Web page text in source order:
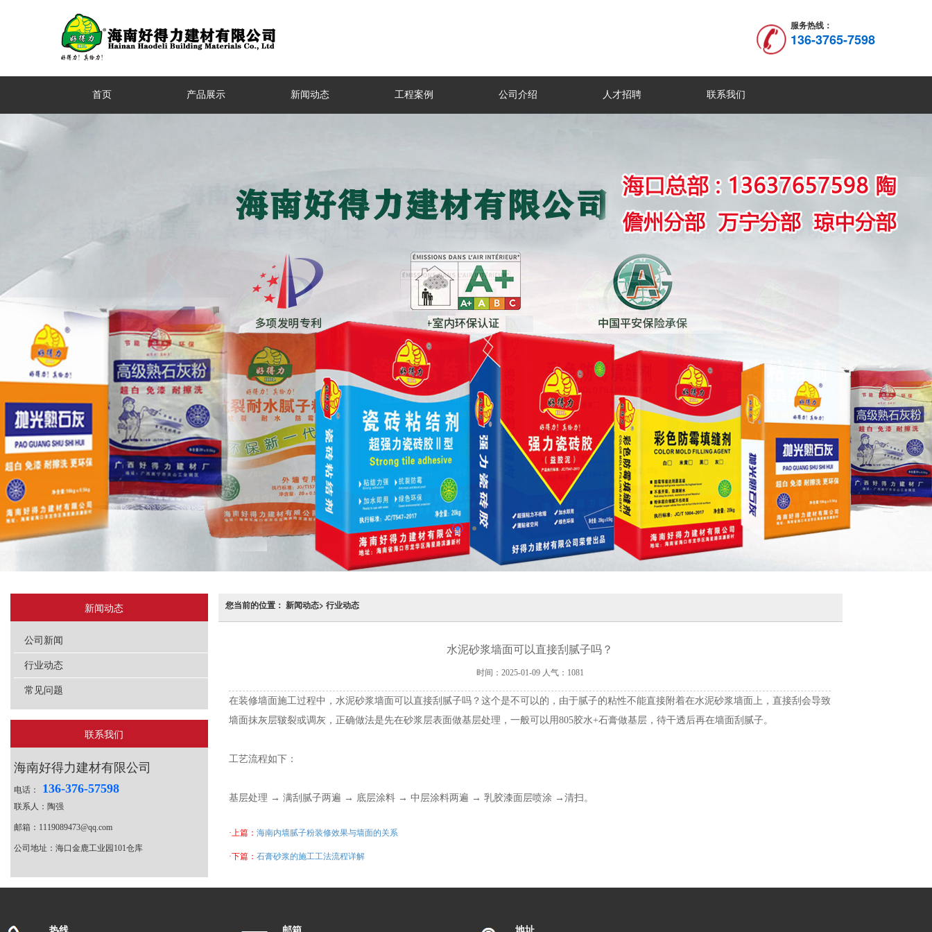
服务热线：
136-3765-7598
首页 产品展示 新闻动态 工程案例 公司介绍 人才招聘 联系我们
您当前的位置： 新闻动态> 行业动态
水泥砂浆墙面可以直接刮腻子吗？
时间：2025-01-09人气：1081
在装修墙面施工过程中，水泥砂浆墙面可以直接刮腻子吗？这个是不可以的，由于腻子的粘性不能直接附着在水泥砂浆墙面上，直接刮会导致
墙面抹灰层皲裂或调灰，正确做法是先在砂浆层表面做基层处理，一般可以用805胶水+石膏做基层，待干透后再在墙面刮腻子。
工艺流程如下：
基层处理 → 满刮腻子两遍 → 底层涂料 → 中层涂料两遍 → 乳胶漆面层喷涂 →清扫。
·上篇： 海南内墙腻子粉装修效果与墙面的关系
·下篇： 石膏砂浆的施工工法流程详解
新闻动态
公司新闻
行业动态
常见问题
联系我们
海南好得力建材有限公司
电话： 136-376-57598
联系人：陶强
邮箱：1119089473@qq.com
公司地址：海口金鹿工业园101仓库
热线 邮箱 地址